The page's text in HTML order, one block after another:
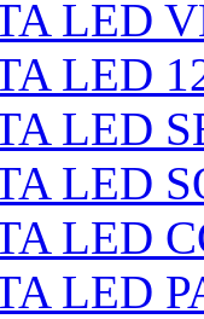
LED
LED
LED
LED
LED
LED